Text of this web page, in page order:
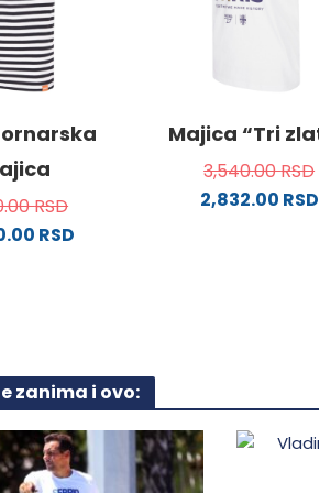
mogu
biti
izabrane
na
stranici
mogu
stranici
RSD
RSD
Opcije
biti
izabrane
Majica “Tri
3,540.00RSD
2,832.00 RSD
biti
zanima i ovo: